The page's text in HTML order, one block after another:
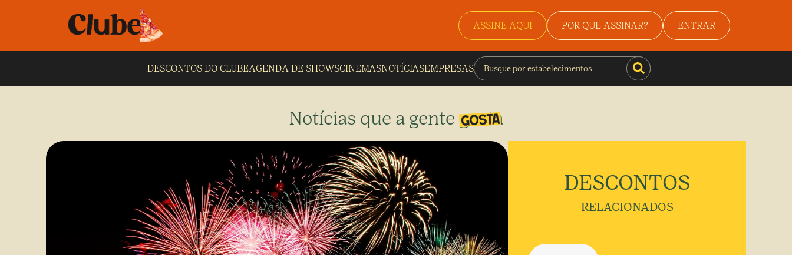
ASSINE AQUI POR QUE ASSINAR? ENTRAR
DESCONTOS DO CLUBEAGENDA DE SHOWSCINEMASNOTÍCIASEMPRESAS
Notícias que a gente gosta
DESCONTOS
RELACIONADOS